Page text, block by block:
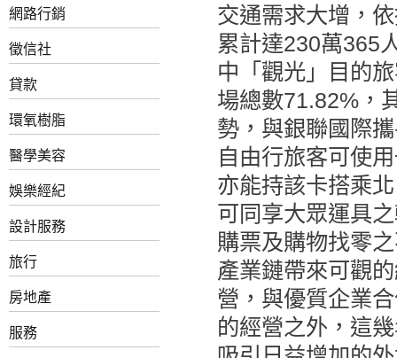
網路行銷
徵信社
貸款
環氧樹脂
醫學美容
娛樂經紀
設計服務
旅行
房地產
服務
交通需求大增，
累計達230萬365
中「觀光」目的
場總數71.82%，
勢，與銀聯國際
自由行旅客可使
亦能持該卡搭乘
可同享大眾運具
購票及購物找零
產業鏈帶來可觀
營，與優質企業
的經營之外，這